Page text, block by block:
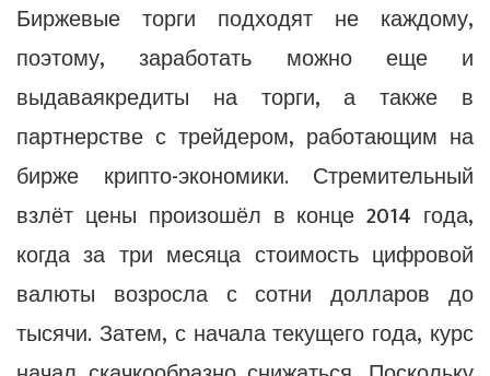
Биржевые торги подходят не каждому,
поэтому, заработать можно еще и
выдаваякредиты на торги, а также в
партнерстве с трейдером, работающим на
бирже крипто-экономики. Стремительный
взлёт цены произошёл в конце 2014 года,
когда за три месяца стоимость цифровой
валюты возросла с сотни долларов до
тысячи. Затем, с начала текущего года, курс